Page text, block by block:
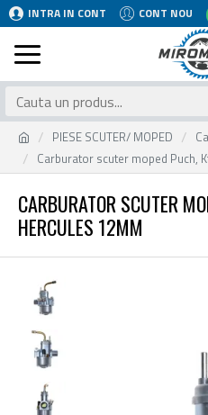
INTRA IN CONT CONT NOU
PIESE SCUTER/ MOPED
Carburator scuter moped Puch,
CARBURATOR SCUTER
HERCULES 12MM